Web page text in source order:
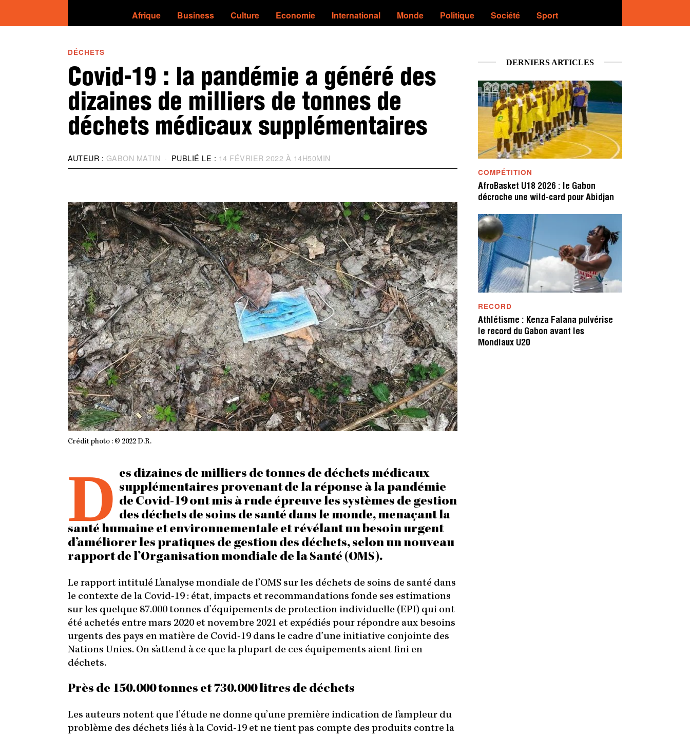
Afrique Business Culture Economie International Monde Politique Société Sport
DÉCHETS
Covid-19 : la pandémie a généré des
dizaines de milliers de tonnes de
déchets médicaux supplémentaires
AUTEUR : GABON MATIN PUBLIÉ LE : 14 FÉVRIER 2022 À 14H50MIN
I
O
U
R
:
1
4
F
É
V
R
I
E
R
2
0
2
2
À
1
4
H
5
N
Crédit photo : © 2022 D.R.
D es dizaines de milliers de tonnes de déchets médicaux
supplémentaires provenant de la réponse à la pandémie
de Covid-19 ont mis à rude épreuve les systèmes de gestion
des déchets de soins de santé dans le monde, menaçant la
santé humaine et environnementale et révélant un besoin urgent
d’améliorer les pratiques de gestion des déchets, selon un nouveau
rapport de l’Organisation mondiale de la Santé (OMS).
Le rapport intitulé L’analyse mondiale de l’OMS sur les déchets de soins de santé dans
le contexte de la Covid-19 : état, impacts et recommandations fonde ses estimations
sur les quelque 87.000 tonnes d’équipements de protection individuelle (EPI) qui ont
été achetés entre mars 2020 et novembre 2021 et expédiés pour répondre aux besoins
urgents des pays en matière de Covid-19 dans le cadre d’une initiative conjointe des
Nations Unies. On s’attend à ce que la plupart de ces équipements aient fini en
déchets.
Près de 150.000 tonnes et 730.000 litres de déchets
Les auteurs notent que l’étude ne donne qu’une première indication de l’ampleur du
problème des déchets liés à la Covid-19 et ne tient pas compte des produits contre la
DERNIERS ARTICLES
COMPÉTITION
AfroBasket U18 2026 : le Gabon
décroche une wild-card pour Abidjan
RECORD
Athlétisme : Kenza Falana pulvérise
le record du Gabon avant les
Mondiaux U20